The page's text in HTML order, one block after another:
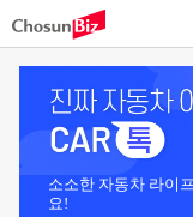
소소한 자동차 라이
요!